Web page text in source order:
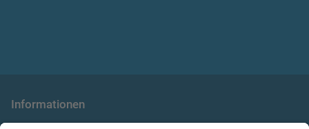
Informationen